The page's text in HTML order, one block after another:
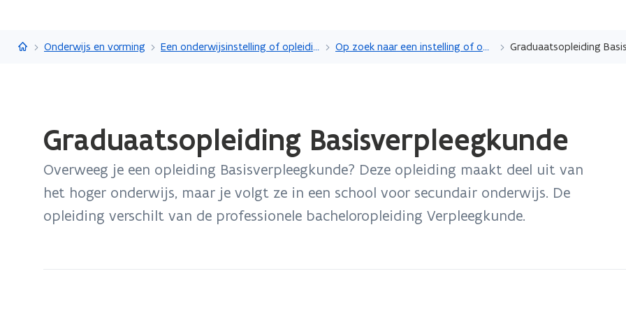
en
Vlaanderen.be
Onderwijs en vorming Een onderwijsinstelling of opleiding kiezen Op zoek naar een instelling of opleiding in het hoger onderwijs Graduaatsopleiding
laden.
bevindt
Graduaatsopleiding Basisverpleegkunde
Overweeg je een opleiding Basisverpleegkunde? Deze opleiding maakt deel uit van
het hoger onderwijs, maar je volgt ze in een school voor secundair onderwijs. De
opleiding verschilt van de professionele bacheloropleiding Verpleegkunde.